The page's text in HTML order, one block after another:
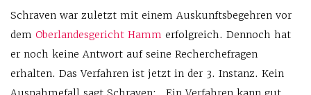
Schraven war zuletzt mit einem Auskunftsbegehren vor
dem Oberlandesgericht Hamm erfolgreich. Dennoch hat
er noch keine Antwort auf seine Recherchefragen
erhalten. Das Verfahren ist jetzt in der 3. Instanz. Kein